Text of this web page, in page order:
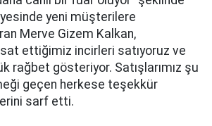
yeni müşterilere
Merve Gizem Kalkan,
ettiğimiz incirleri satıyoruz ve
rağbet gösteriyor. Satışlarımız şu
geçen herkese teşekkür
sarf etti.